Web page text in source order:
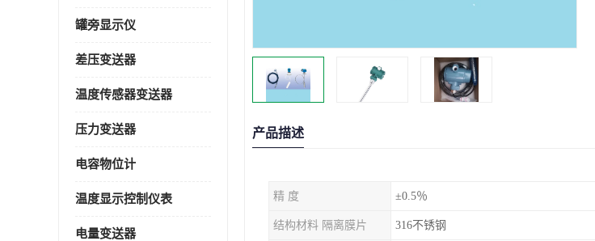
罐旁显示仪
差压变送器
温度传感器变送器
压力变送器
电容物位计
温度显示控制仪表
电量变送器
产品描述
精 度 ±0.5％
结构材料 隔离膜片 316不锈钢